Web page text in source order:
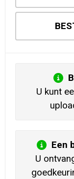
U kunt
Een
U